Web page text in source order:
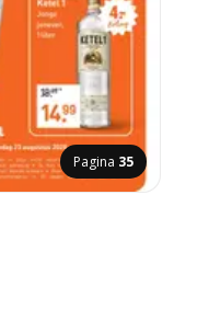
Pagina 35